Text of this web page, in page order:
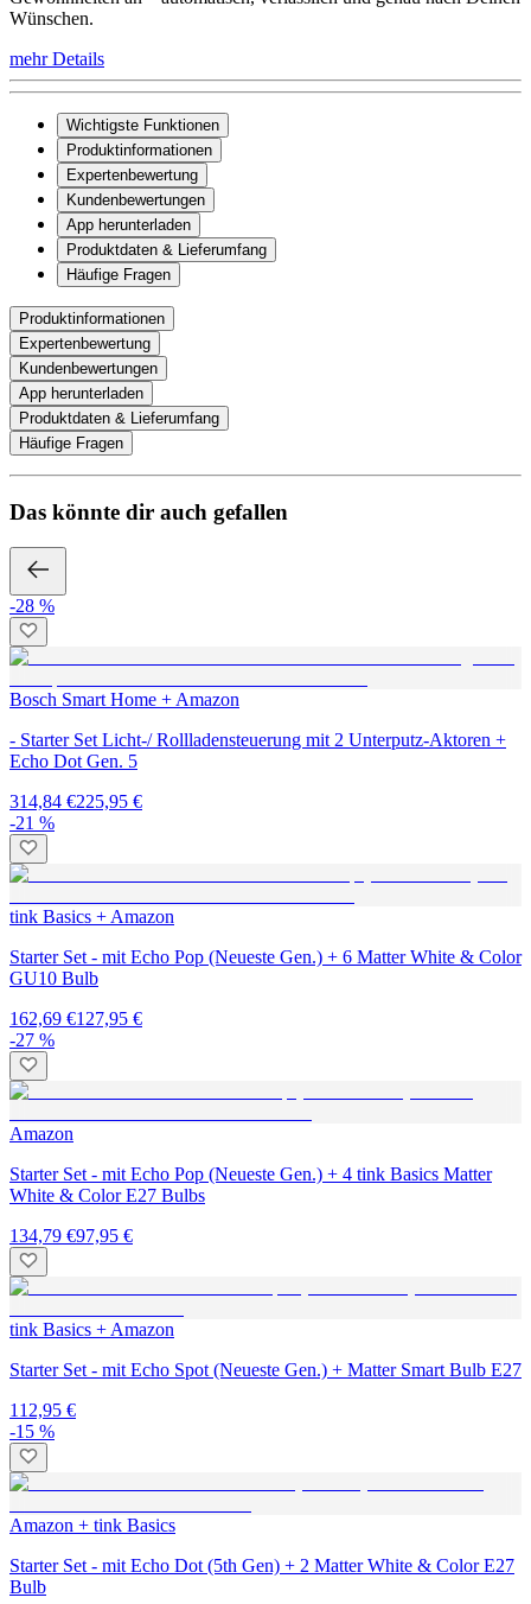
Wünschen.
mehr Details
Wichtigste Funktionen
Produktinformationen
Expertenbewertung
Kundenbewertungen
App herunterladen
Produktdaten & Lieferumfang
Häufige Fragen
Produktinformationen
Expertenbewertung
Kundenbewertungen
App herunterladen
Produktdaten & Lieferumfang
Häufige Fragen
Das könnte dir auch gefallen
-28 %
Bosch Smart Home + Amazon
- Starter Set Licht-/ Rollladensteuerung mit 2 Unterputz-Aktoren +
Echo Dot Gen. 5
314,84 €225,95 €
-21 %
tink Basics + Amazon
Starter Set - mit Echo Pop (Neueste Gen.) + 6 Matter White & Color
GU10 Bulb
162,69 €127,95 €
-27 %
Amazon
Starter Set - mit Echo Pop (Neueste Gen.) + 4 tink Basics Matter
White & Color E27 Bulbs
134,79 €97,95 €
tink Basics + Amazon
Starter Set - mit Echo Spot (Neueste Gen.) + Matter Smart Bulb E27
112,95 €
-15 %
Amazon + tink Basics
Starter Set - mit Echo Dot (5th Gen) + 2 Matter White & Color E27
Bulb